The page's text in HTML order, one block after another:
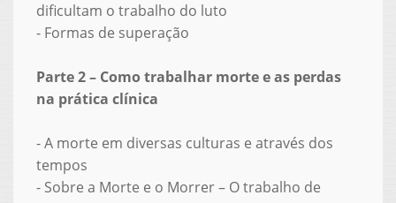
dificultam o trabalho do luto
- Formas de superação
Parte 2 – Como trabalhar morte e as perdas
na prática clínica
- A morte em diversas culturas e através dos
tempos
- Sobre a Morte e o Morrer – O trabalho de